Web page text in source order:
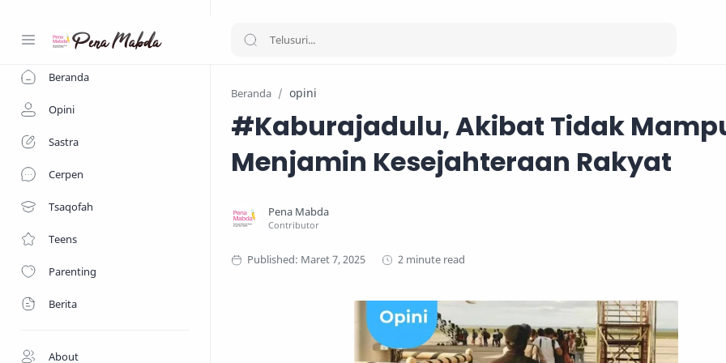
Beranda
Opini
Sastra
Cerpen
Tsaqofah
Teens
Parenting
Berita
About
Beranda opini
#Kaburajadulu, Akibat Tidak
Menjamin Kesejahteraan Rakyat
2 minute read